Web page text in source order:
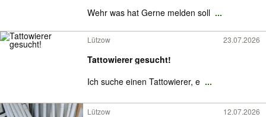
Wehr was hat Gerne melden soll ...
Lützow 23.07.2026
Tattowierer gesucht!
Ich suche einen Tattowierer, e ...
Lützow 12.07.2026